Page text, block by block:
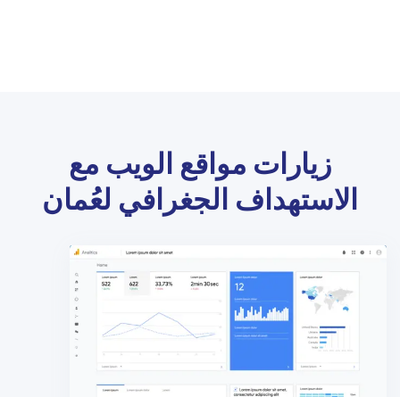
زيارات مواقع الويب مع
الاستهداف الجغرافي لعُمان